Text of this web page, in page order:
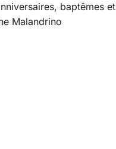
baptêmes
Malandrino